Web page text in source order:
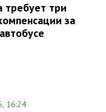
требует три
за
16:24